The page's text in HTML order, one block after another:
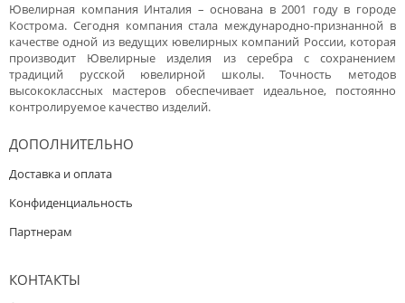
Ювелирная компания Инталия – основана в 2001 году в городе
Кострома. Сегодня компания стала международно-признанной в
качестве одной из ведущих ювелирных компаний России, которая
производит Ювелирные изделия из серебра с сохранением
традиций русской ювелирной школы. Точность методов
высококлассных мастеров обеспечивает идеальное, постоянно
контролируемое качество изделий.
ДОПОЛНИТЕЛЬНО
Доставка и оплата
Конфиденциальность
Партнерам
КОНТАКТЫ